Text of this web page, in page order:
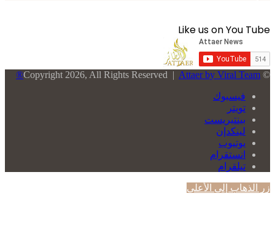
Like us on You Tube
© Copyright 2026, All Rights Reserved |
Attaer by Viral Team®
فيسبوك
تويتر
بينتيريست
لينكدإن
يوتيوب
انستقرام
تيلقرام
زر الذهاب إلى الأعلى